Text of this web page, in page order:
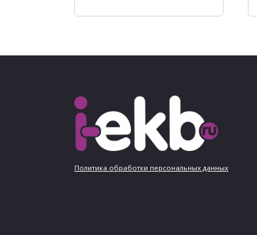
Политика обработки персональных данных